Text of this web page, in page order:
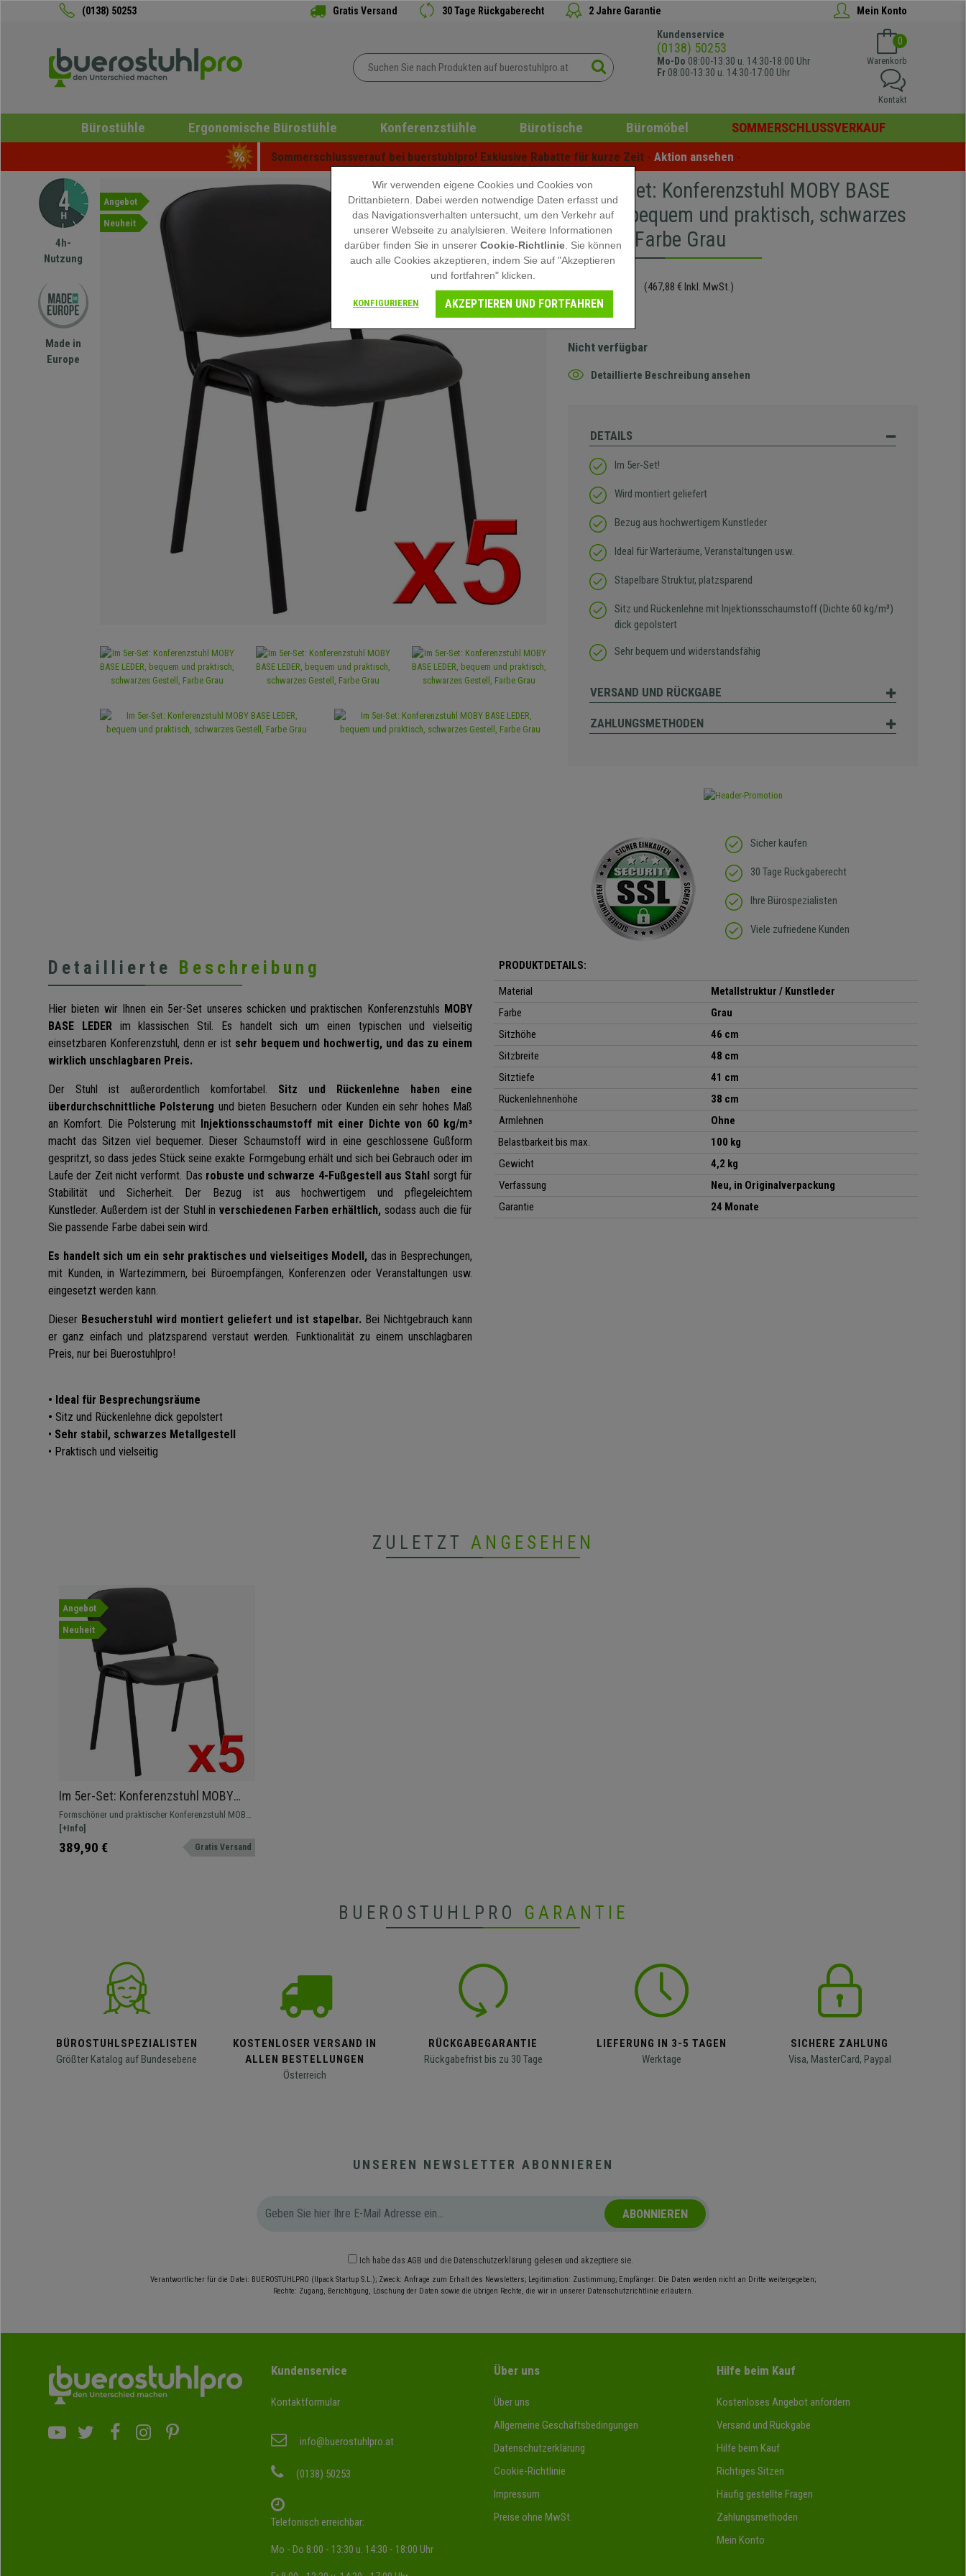
(0138) 50253 Gratis Versand 30 Tage Rückgaberecht 2 Jahre Garantie Mein Konto
Kundenservice
(0138) 50253
Mo-Do 08:00-13:30 u. 14:30-18:00 Uhr
Fr 08:00-13:30 u. 14:30-17:00 Uhr
0
Warenkorb
Kontakt
Bürostühle Ergonomische Bürostühle Konferenzstühle Bürotische Büromöbel SOMMERSCHLUSSVERKAUF
Sommerschlussverauf bei buerstuhlpro! Exklusive Rabatte für kurze Zeit - Aktion ansehen -
4h-
Nutzung
Made in
Europe
Angebot
Neuheit
Im 5er-Set: Konferenzstuhl MOBY BASE
LEDER, bequem und praktisch, schwarzes
Gestell, Farbe Grau
389,90 € (467,88 € Inkl. MwSt.)
Nicht auf Lager
Nicht verfügbar
Detaillierte Beschreibung ansehen
DETAILS
Im 5er-Set!
Wird montiert geliefert
Bezug aus hochwertigem Kunstleder
Ideal für Warteräume, Veranstaltungen usw.
Stapelbare Struktur, platzsparend
Sitz und Rückenlehne mit Injektionsschaumstoff (Dichte 60 kg/m³)
dick gepolstert
Sehr bequem und widerstandsfähig
VERSAND UND RÜCKGABE
ZAHLUNGSMETHODEN
Sicher kaufen
30 Tage Rückgaberecht
Ihre Bürospezialisten
Viele zufriedene Kunden
Detaillierte Beschreibung
Hier bieten wir Ihnen ein 5er-Set unseres schicken und praktischen Konferenzstuhls MOBY
BASE LEDERim klassischen Stil. Es handelt sich um einen typischen und vielseitig
einsetzbaren Konferenzstuhl, denn er ist sehr bequem und hochwertig, und das zu einem
wirklich unschlagbaren Preis.
Der Stuhl ist außerordentlich komfortabel. Sitz und Rückenlehne haben eine
überdurchschnittliche Polsterung und bieten Besuchern oder Kunden ein sehr hohes Maß
an Komfort. Die Polsterung mit Injektionsschaumstoff mit einer Dichte von 60 kg/m³
macht das Sitzen viel bequemer. Dieser Schaumstoff wird in eine geschlossene Gußform
gespritzt, so dass jedes Stück seine exakte Formgebung erhält und sich bei Gebrauch oder im
Laufe der Zeit nicht verformt. Das robuste und schwarze 4-Fußgestell aus Stahl sorgt für
Stabilität und Sicherheit. Der Bezug ist aus hochwertigem und pflegeleichtem
Kunstleder.Außerdem ist der Stuhl in verschiedenen Farben erhältlich, sodass auch die für
Sie passende Farbe dabei sein wird.
Es handelt sich um ein sehr praktisches und vielseitiges Modell, das in Besprechungen,
mit Kunden, in Wartezimmern, bei Büroempfängen, Konferenzen oder Veranstaltungen usw.
eingesetzt werden kann.
Dieser Besucherstuhl wird montiert geliefert und ist stapelbar. Bei Nichtgebrauch kann
er ganz einfach und platzsparend verstaut werden. Funktionalität zu einem unschlagbaren
Preis, nur bei Buerostuhlpro!
• Ideal für Besprechungsräume
• Sitz und Rückenlehne dick gepolstert
• Sehr stabil, schwarzes Metallgestell
• Praktisch und vielseitig
PRODUKTDETAILS:
Material
Metallstruktur / Kunstleder
Farbe
Grau
Sitzhöhe
46 cm
Sitzbreite
48 cm
Sitztiefe
41 cm
Rückenlehnenhöhe
38 cm
Armlehnen
Ohne
Belastbarkeit bis max.
100 kg
Gewicht
4,2 kg
Verfassung
Neu, in Originalverpackung
Garantie
24 Monate
ZULETZT ANGESEHEN
Angebot
Neuheit
Im 5er-Set: Konferenzstuhl MOBY
BASE LEDER, bequem und praktisch,
schwarzes Gestell, Farbe Grau
Formschöner und praktischer Konferenzstuhl MOBY
BASE LEDER im klassischen Stil.
[+Info]
389,90 € Gratis Versand
BUEROSTUHLPRO GARANTIE
BÜROSTUHLSPEZIALISTEN
Größter Katalog auf Bundesebene
KOSTENLOSER VERSAND IN
ALLEN BESTELLUNGEN
Österreich
RÜCKGABEGARANTIE
Rückgabefrist bis zu 30 Tage
LIEFERUNG IN 3-5 TAGEN
Werktage
SICHERE ZAHLUNG
Visa, MasterCard, Paypal
UNSEREN NEWSLETTER ABONNIEREN
ABONNIEREN
Ich habe das AGB und die Datenschutzerklärung gelesen und akzeptiere sie.
Verantwortlicher für die Datei: BUEROSTUHLPRO (Ilpack Startup S.L.); Zweck: Anfrage zum Erhalt des Newsletters; Legitimation: Zustimmung; Empfänger: Die Daten werden nicht an Dritte weitergegeben;
Rechte: Zugang, Berichtigung, Löschung der Daten sowie die übrigen Rechte, die wir in unserer Datenschutzrichtlinie erläutern.
Kundenservice
Kontaktformular
info@buerostuhlpro.at
(0138) 50253
Telefonisch erreichbar:
Mo - Do 8:00 - 13:30 u. 14:30 - 18:00 Uhr
Über uns
Über uns
Allgemeine Geschäftsbedingungen
Datenschutzerklärung
Cookie-Richtlinie
Impressum
Preise ohne MwSt.
Hilfe beim Kauf
Kostenloses Angebot anfordern
Versand und Rückgabe
Hilfe beim Kauf
Richtiges Sitzen
Häufig gestellte Fragen
Zahlungsmethoden
Mein Konto
Wir verwenden eigene Cookies und Cookies von
Drittanbietern. Dabei werden notwendige Daten erfasst und
das Navigationsverhalten untersucht, um den Verkehr auf
unserer Webseite zu analylsieren. Weitere Informationen
darüber finden Sie in unserer Cookie-Richtlinie. Sie können
auch alle Cookies akzeptieren, indem Sie auf "Akzeptieren
und fortfahren" klicken.
KONFIGURIEREN AKZEPTIEREN UND FORTFAHREN